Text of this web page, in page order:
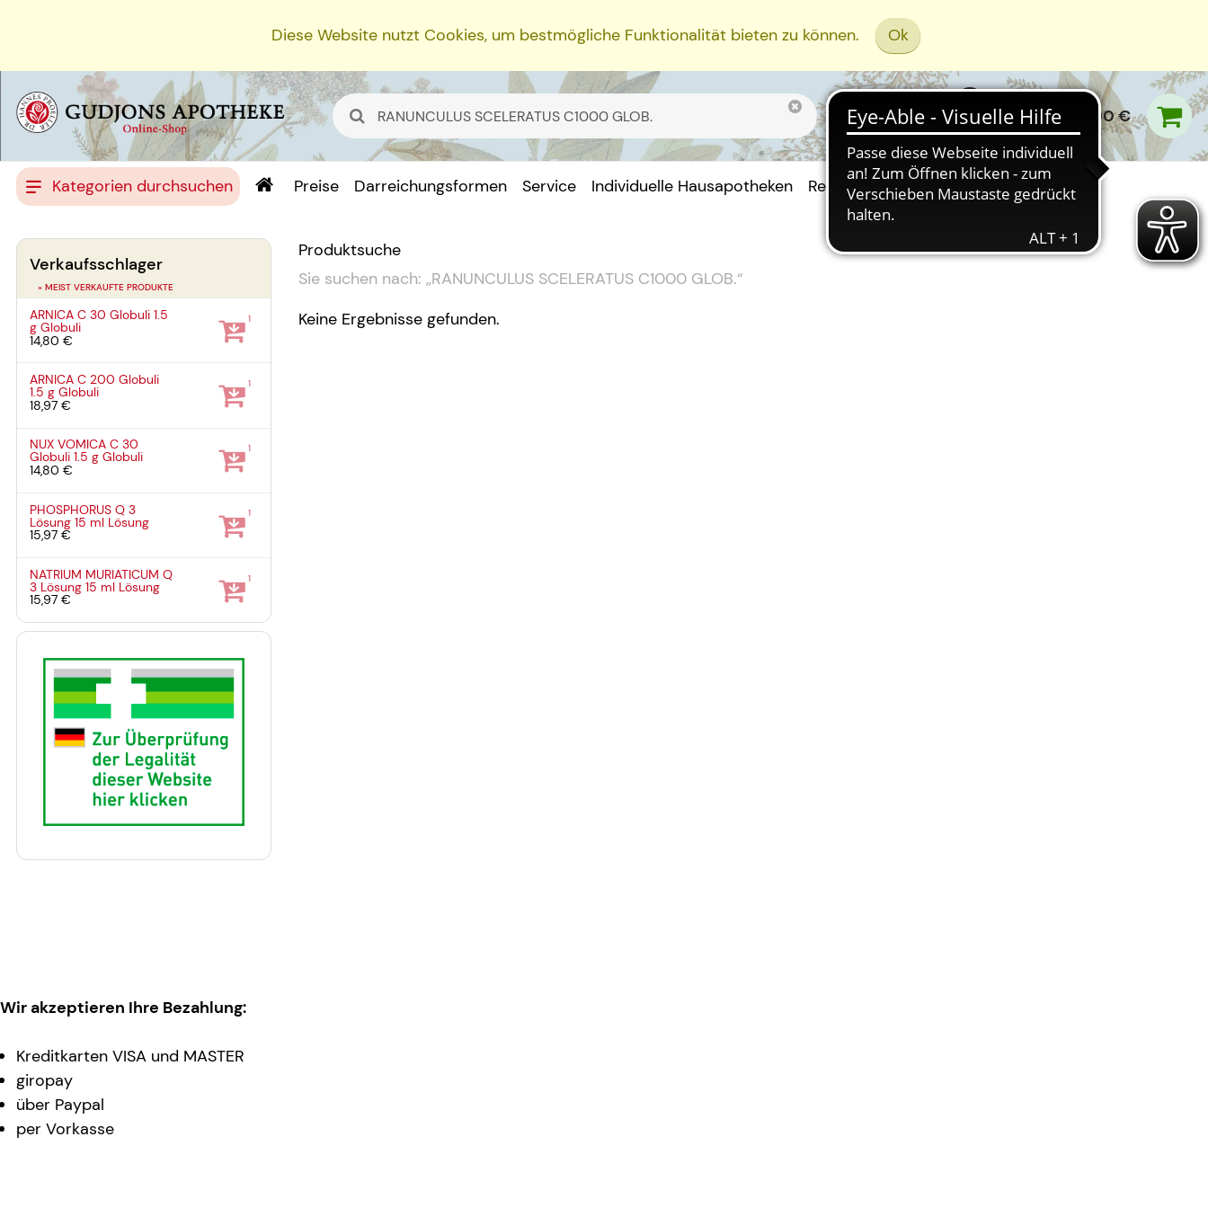
Diese Website nutzt Cookies, um bestmögliche Funktionalität bieten zu können. Ok
0,00 €
Kategorien durchsuchen Preise Darreichungsformen Service Individuelle Hausapotheken Rezept Einreichen
Produktsuche
Sie suchen nach: „RANUNCULUS SCELERATUS C1000 GLOB.“
Keine Ergebnisse gefunden.
Verkaufsschlager
» MEIST VERKAUFTE PRODUKTE
ARNICA C 30 Globuli1.5
gGlobuli
14,80 €
1
ARNICA C 200 Globuli
1.5 gGlobuli
18,97 €
1
NUX VOMICA C 30
Globuli1.5 gGlobuli
14,80 €
1
PHOSPHORUS Q 3
Lösung15 ml Lösung
15,97 €
1
NATRIUM MURIATICUM Q
3 Lösung15 ml Lösung
15,97 €
1
Wir akzeptieren Ihre Bezahlung:
Kreditkarten VISA und MASTER
giropay
über Paypal
per Vorkasse